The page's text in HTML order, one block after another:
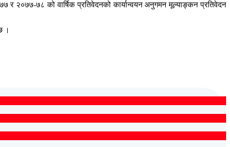
र २०७७-७८ को वार्षिक प्रतिवेदनको कार्यान्वयन अनुगमन मूल्याङ्कन प्रतिवेदन
।